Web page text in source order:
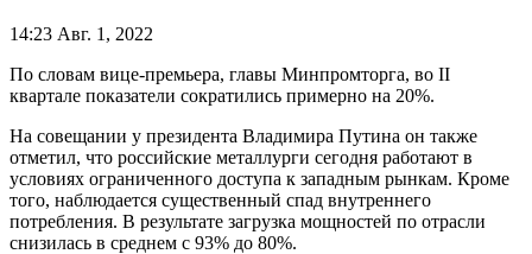
14:23 Авг. 1, 2022
По словам вице-премьера, главы Минпромторга, во II
квартале показатели сократились примерно на 20%.
На совещании у президента Владимира Путина он также
отметил, что российские металлурги сегодня работают в
условиях ограниченного доступа к западным рынкам. Кроме
того, наблюдается существенный спад внутреннего
потребления. В результате загрузка мощностей по отрасли
снизилась в среднем с 93% до 80%.